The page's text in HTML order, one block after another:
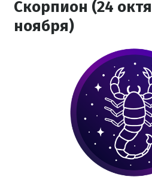
Скорпион (24
ноября)